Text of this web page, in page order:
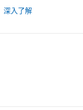
深入了解